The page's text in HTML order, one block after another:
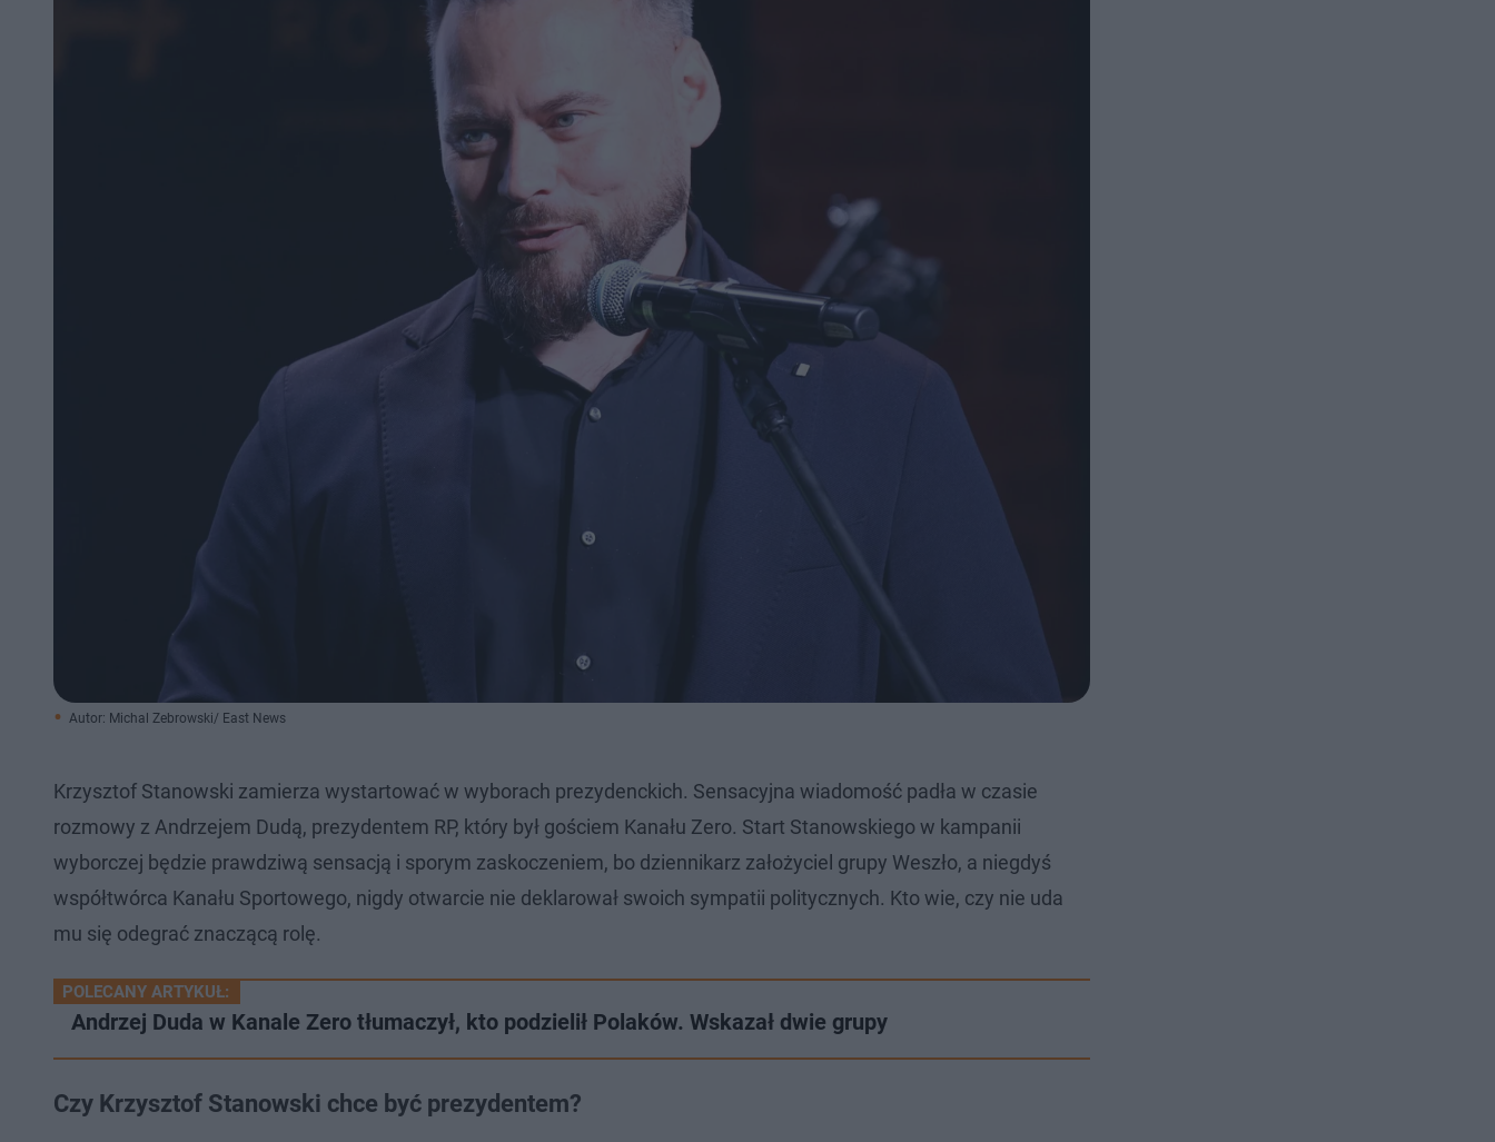
Autor: Michal Zebrowski/ East News
Krzysztof Stanowski zamierza wystartować w wyborach prezydenckich. Sensacyjna wiadomość padła w czasie
rozmowy z Andrzejem Dudą, prezydentem RP, który był gościem Kanału Zero. Start Stanowskiego w kampanii
wyborczej będzie prawdziwą sensacją i sporym zaskoczeniem, bo dziennikarz założyciel grupy Weszło, a niegdyś
współtwórca Kanału Sportowego, nigdy otwarcie nie deklarował swoich sympatii politycznych. Kto wie, czy nie uda
mu się odegrać znaczącą rolę.
POLECANY ARTYKUŁ:
Andrzej Duda w Kanale Zero tłumaczył, kto podzielił Polaków. Wskazał dwie grupy
Czy Krzysztof Stanowski chce być prezydentem?